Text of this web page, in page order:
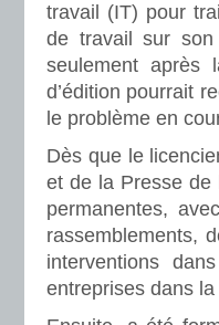
travail (IT) pour
de travail sur
seulement après
d’édition pourrait
le problème en
Dès que le
et de la Presse de
permanentes,
rassemblements,
interventions
entreprises dans